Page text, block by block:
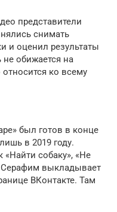
представители
снимать
и оценил результаты
не обижается на
ко всему
был готов в конце
в 2019 году.
«Найти собаку», «Не
Серафим выкладывает
ВКонтакте. Там